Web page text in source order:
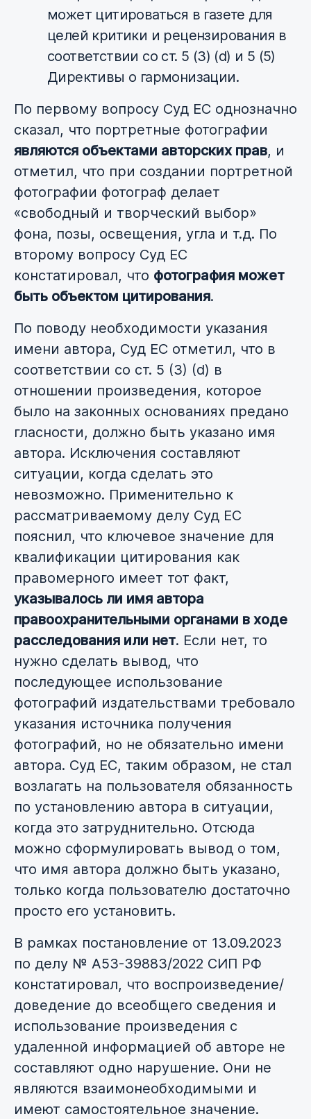
может цитироваться в газете для
целей критики и рецензирования в
соответствии со ст. 5 (3) (d) и 5 (5)
Директивы о гармонизации.
По первому вопросу Суд ЕС однозначно
сказал, что портретные фотографии
являются объектами авторских прав, и
отметил, что при создании портретной
фотографии фотограф делает
«свободный и творческий выбор»
фона, позы, освещения, угла и т.д. По
второму вопросу Суд ЕС
констатировал, что фотография может
быть объектом цитирования.
По поводу необходимости указания
имени автора, Суд ЕС отметил, что в
соответствии со ст. 5 (3) (d) в
отношении произведения, которое
было на законных основаниях предано
гласности, должно быть указано имя
автора. Исключения составляют
ситуации, когда сделать это
невозможно. Применительно к
рассматриваемому делу Суд ЕС
пояснил, что ключевое значение для
квалификации цитирования как
правомерного имеет тот факт,
указывалось ли имя автора
правоохранительными органами в ходе
расследования или нет. Если нет, то
нужно сделать вывод, что
последующее использование
фотографий издательствами требовало
указания источника получения
фотографий, но не обязательно имени
автора. Суд ЕС, таким образом, не стал
возлагать на пользователя обязанность
по установлению автора в ситуации,
когда это затруднительно. Отсюда
можно сформулировать вывод о том,
что имя автора должно быть указано,
только когда пользователю достаточно
просто его установить.
В рамках постановление от 13.09.2023
по делу № А53-39883/2022 СИП РФ
констатировал, что воспроизведение/
доведение до всеобщего сведения и
использование произведения с
удаленной информацией об авторе не
составляют одно нарушение. Они не
являются взаимонеобходимыми и
имеют самостоятельное значение.